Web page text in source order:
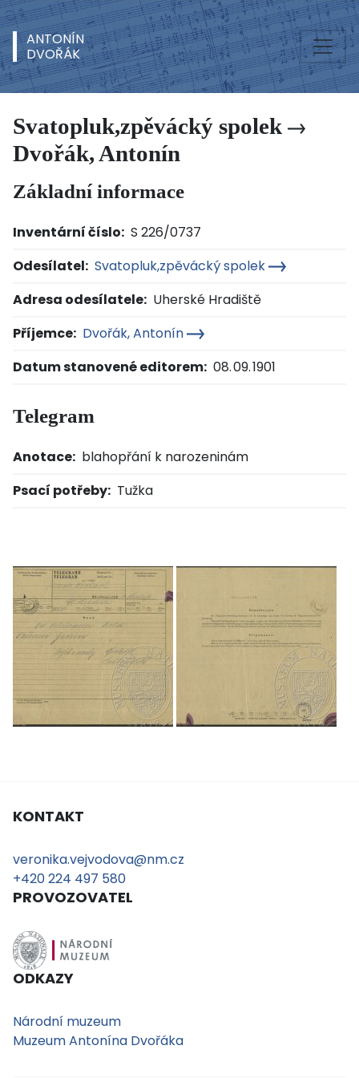
ANTONÍN
DVOŘÁK
Svatopluk,zpěvácký spolek
Dvořák, Antonín
Základní informace
Inventární číslo: S 226/0737
Odesílatel: Svatopluk,zpěvácký spolek
Adresa odesílatele: Uherské Hradiště
Příjemce: Dvořák, Antonín
Datum stanovené editorem: 08. 09. 1901
Telegram
Anotace: blahopřání k narozeninám
Psací potřeby: Tužka
KONTAKT
veronika.vejvodova@nm.cz
+420 224 497 580
PROVOZOVATEL
ODKAZY
Národní muzeum
Muzeum Antonína Dvořáka